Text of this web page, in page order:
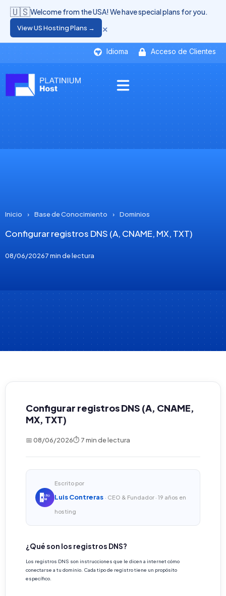
Idioma Acceso de Clientes
🇺🇸Welcome from the USA! We have special plans for you.
View US Hosting Plans → ×
Inicio › Base de Conocimiento › Dominios
Configurar registros DNS (A, CNAME, MX, TXT)
08/06/20267 min de lectura
Configurar registros DNS (A, CNAME,
MX, TXT)
📅 08/06/2026⏱ 7 min de lectura
Escrito por
Luis Contreras · CEO & Fundador · 19 años en
hosting
¿Qué son los registros DNS?
Los registros DNS son instrucciones que le dicen a internet cómo
conectarse a tu dominio. Cada tipo de registro tiene un propósito
específico.